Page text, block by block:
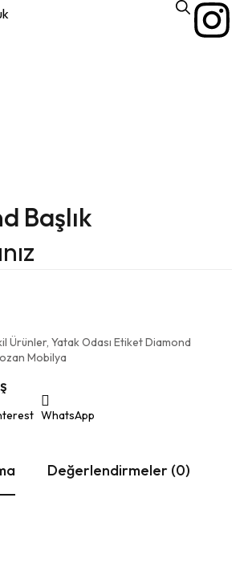
Başlık
Ürünler, Yatak Odası EtiketDiamond
Mobilya
WhatsApp
Değerlendirmeler (0)